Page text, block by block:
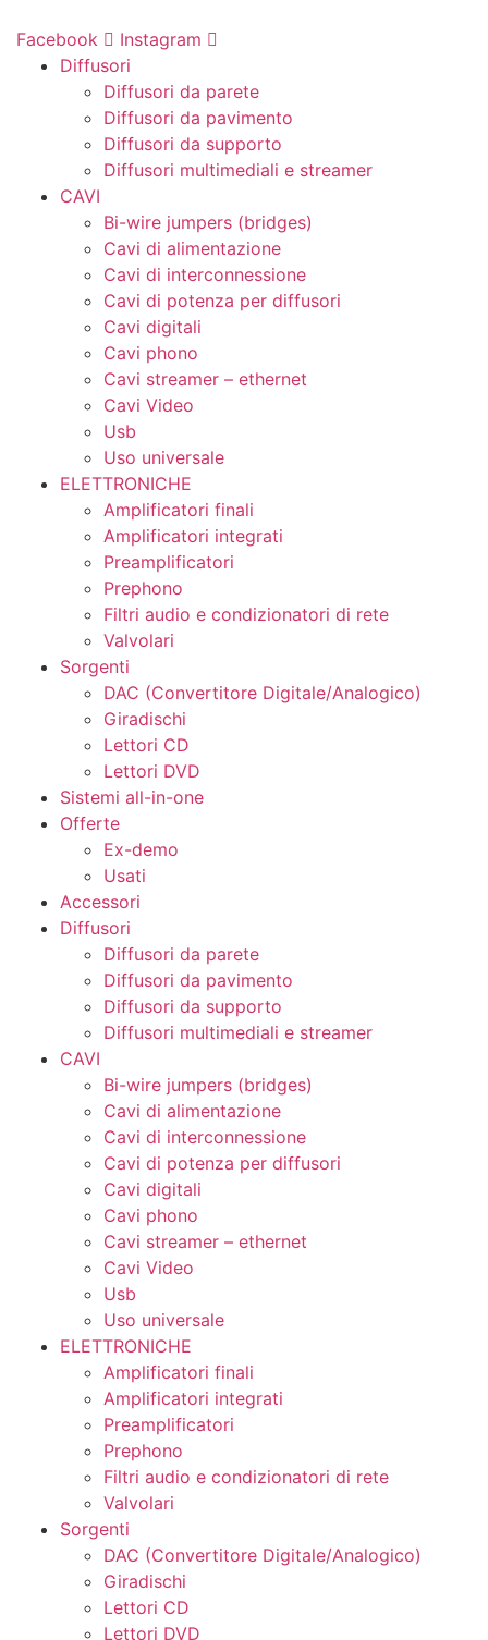
contenuto
Facebook
Instagram
Diffusori
Diffusori da parete
Diffusori da pavimento
Diffusori da supporto
Diffusori multimediali e streamer
CAVI
Bi-wire jumpers (bridges)
Cavi di alimentazione
Cavi di interconnessione
Cavi di potenza per diffusori
Cavi digitali
Cavi phono
Cavi streamer – ethernet
Cavi Video
Usb
Uso universale
ELETTRONICHE
Amplificatori finali
Amplificatori integrati
Preamplificatori
Prephono
Filtri audio e condizionatori di rete
Valvolari
Sorgenti
DAC (Convertitore Digitale/Analogico)
Giradischi
Lettori CD
Lettori DVD
Sistemi all-in-one
Offerte
Ex-demo
Usati
Accessori
Diffusori
Diffusori da parete
Diffusori da pavimento
Diffusori da supporto
Diffusori multimediali e streamer
CAVI
Bi-wire jumpers (bridges)
Cavi di alimentazione
Cavi di interconnessione
Cavi di potenza per diffusori
Cavi digitali
Cavi phono
Cavi streamer – ethernet
Cavi Video
Usb
Uso universale
ELETTRONICHE
Amplificatori finali
Amplificatori integrati
Preamplificatori
Prephono
Filtri audio e condizionatori di rete
Valvolari
Sorgenti
DAC (Convertitore Digitale/Analogico)
Giradischi
Lettori CD
Lettori DVD